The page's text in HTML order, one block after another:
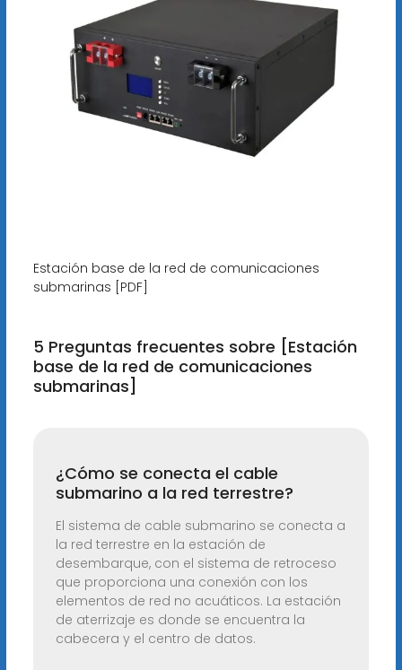
Estación base de la red de comunicaciones
submarinas [PDF]
5 Preguntas frecuentes sobre [Estación
base de la red de comunicaciones
submarinas]
¿Cómo se conecta el cable
submarino a la red terrestre?
El sistema de cable submarino se conecta a
la red terrestre en la estación de
desembarque, con el sistema de retroceso
que proporciona una conexión con los
elementos de red no acuáticos. La estación
de aterrizaje es donde se encuentra la
cabecera y el centro de datos.